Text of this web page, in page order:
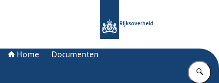
Rijksoverheid
Home Documenten